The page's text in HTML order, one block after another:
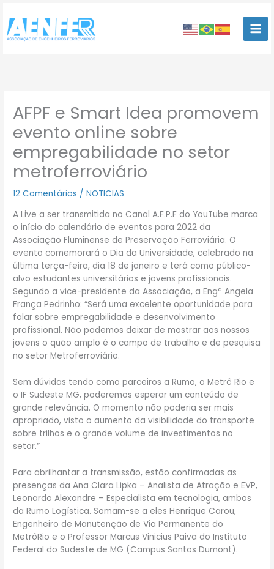
para
conteúdo
AFPF e Smart Idea promovem
evento online sobre
empregabilidade no setor
metroferroviário
12 Comentários /NOTICIAS
A Live a ser transmitida no Canal A.F.P.F do YouTube marca
o início do calendário de eventos para 2022 da
Associação Fluminense de Preservação Ferroviária. O
evento comemorará o Dia da Universidade, celebrado na
última terça-feira, dia 18 de janeiro e terá como público-
alvo estudantes universitários e jovens profissionais.
Segundo a vice-presidente da Associação, a Engª Angela
França Pedrinho: “Será uma excelente oportunidade para
falar sobre empregabilidade e desenvolvimento
profissional. Não podemos deixar de mostrar aos nossos
jovens o quão amplo é o campo de trabalho e de pesquisa
no setor Metroferroviário.
Sem dúvidas tendo como parceiros a Rumo, o Metrô Rio e
o IF Sudeste MG, poderemos esperar um conteúdo de
grande relevância. O momento não poderia ser mais
apropriado, visto o aumento da visibilidade do transporte
sobre trilhos e o grande volume de investimentos no
setor.”
Para abrilhantar a transmissão, estão confirmadas as
presenças da Ana Clara Lipka – Analista de Atração e EVP,
Leonardo Alexandre – Especialista em tecnologia, ambos
da Rumo Logística. Somam-se a eles Henrique Carou,
Engenheiro de Manutenção de Via Permanente do
MetrôRio e o Professor Marcus Vinicius Paiva do Instituto
Federal do Sudeste de MG (Campus Santos Dumont).